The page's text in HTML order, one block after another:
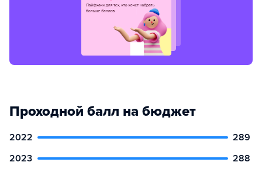
Проходной балл на бюджет
2022
289
2023
288